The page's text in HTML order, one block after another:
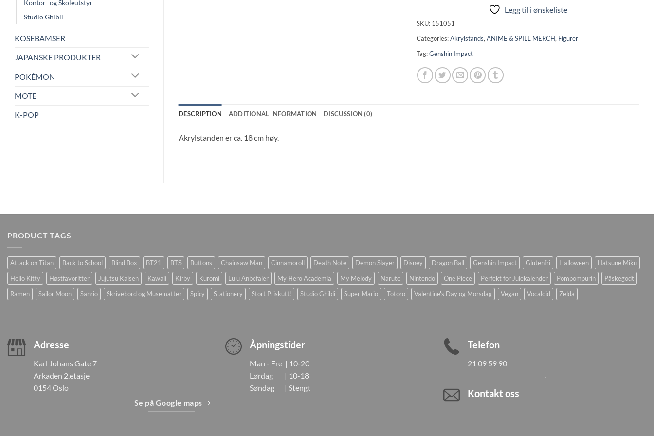
Kontor- og Skoleutstyr
Studio Ghibli
KOSEBAMSER
JAPANSKE PRODUKTER
POKÉMON
MOTE
K-POP
Legg til i ønskeliste
SKU: 151051
Categories:Akrylstands,ANIME & SPILL MERCH, Figurer
Tag:Genshin Impact
DESCRIPTION ADDITIONAL INFORMATION DISCUSSION (0)
Akrylstanden er ca. 18 cm høy.
PRODUCT TAGS
Attack on Titan Back to School Blind Box BT21 BTS Buttons Chainsaw Man Cinnamoroll Death Note Demon Slayer Disney Dragon Ball Genshin Impact Glutenfri Halloween
Hatsune Miku
Hello Kitty
Høstfavoritter Jujutsu Kaisen Kawaii Kirby Kuromi Lulu Anbefaler My Hero Academia My Melody Naruto Nintendo One Piece Perfekt for Julekalender Pompompurin
Påskegodt
Ramen
Sailor Moon Sanrio Skrivebord og Musematter Spicy Stationery Stort Priskutt! Studio Ghibli Super Mario Totoro Valentine's Day og Morsdag Vegan Vocaloid Zelda
Adresse
Karl Johans Gate 7
Arkaden 2.etasje
0154 Oslo
Se på Google maps
Åpningstider
Man - Fre | 10-20
Lørdag | 10-18
Søndag | Stengt
Telefon
21 09 59 90
Kontakt oss